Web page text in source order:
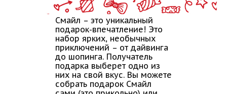
Смайл – это уникальный
подарок-впечатление! Это
набор ярких, необычных
приключений – от дайвинга
до шопинга. Получатель
подарка выберет одно из
них на свой вкус. Вы можете
собрать подарок Смайл